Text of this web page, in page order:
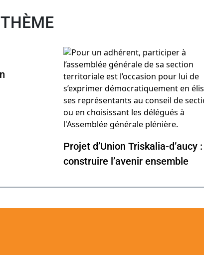
Projet d’Union Triskalia-d’aucy :
construire l’avenir ensemble